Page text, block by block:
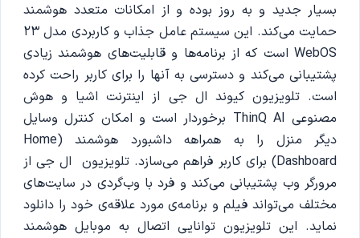
بسیار جدید و به روز بوده و از امکانات متعدد هوشمند
حمایت می‌کند. این سیستم عامل جذاب و کاربردی مدل 23
WebOS است که از برنامه‌ها و قابلیت‌های هوشمند زیادی
پشتیبانی می‌کند و دسترسی به آنها را برای کاربر راحت کرده
است. تلویزیون کیوند ال جی از اینترنت اشیا و هوش
مصنوعی ThinQ AI برخوردار است و امکان کنترل وسایل
دیگر منزل را به همراهه داشبورد هوشمند (Home
Dashboard) برای کاربر فراهم می‌سازد. تلویزیون ال جی از
مرورگر وب پشتیبانی می‌کند و فرد با وب‌گردی در سایت‌های
مختلف می‌تواند فیلم و برنامه‌ی مورد علاقه‌ی خود را دانلود
نماید‌‌. این تلویزیون توانایی اتصال به موبایل هوشمند